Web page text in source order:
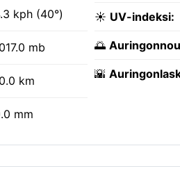
kph (40°)
mb
km
mm
☀️ UV-indeksi:
🌅
🌇